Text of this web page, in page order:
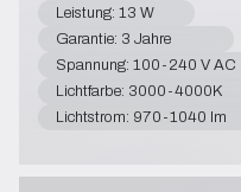
Leistung: 13 W
Garantie: 3 Jahre
Spannung: 100-240 V AC
Lichtfarbe: 3000-4000K
Lichtstrom: 970-1040 lm